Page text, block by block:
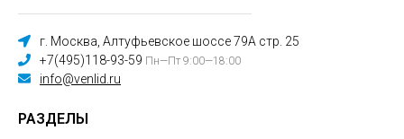
г. Москва, Алтуфьевское шоссе 79А стр. 25
+7(495)118-93-59 Пн—Пт 9:00—18:00
info@venlid.ru
РАЗДЕЛЫ